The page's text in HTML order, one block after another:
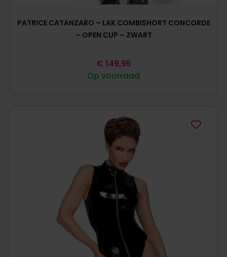
PATRICE CATANZARO – LAK COMBISHORT CONCORDE
– OPEN CUP – ZWART
Op voorraad
€ 149,95